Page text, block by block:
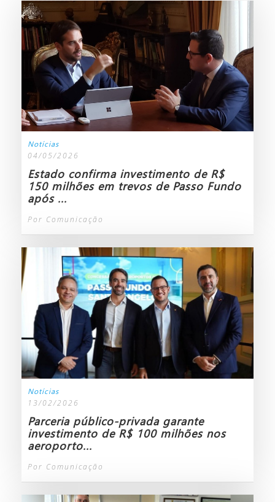
Notícias
04/05/2026
Estado confirma investimento de R$
150 milhões em trevos de Passo Fundo
após ...
Por Comunicação
Notícias
13/02/2026
Parceria público-privada garante
investimento de R$ 100 milhões nos
aeroporto...
Por Comunicação